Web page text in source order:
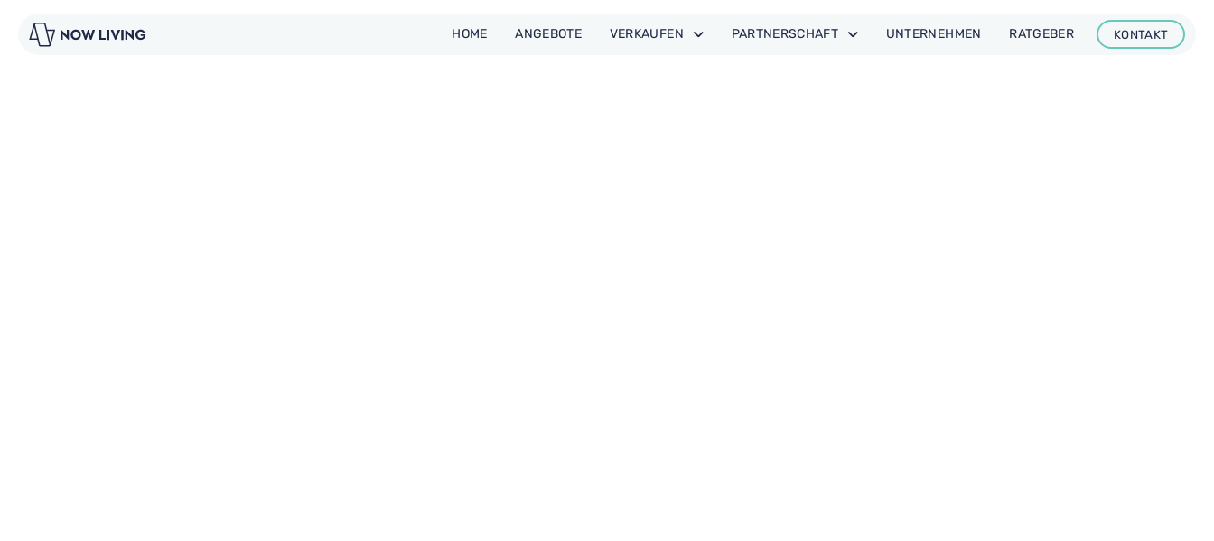
HOME ANGE­BOTE VER­KAUFEN PART­NER­SCHAFT UNTER­NEHMEN RAT­GEBER KONTAKT